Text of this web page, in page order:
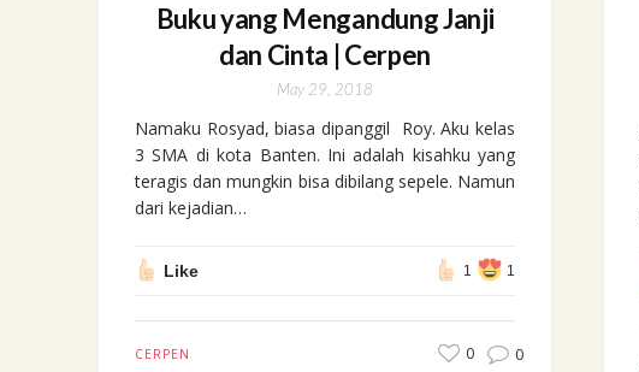
Buku yang Mengandung Janji
dan Cinta | Cerpen
May 29, 2018
Namaku Rosyad, biasa dipanggil Roy. Aku kelas
3 SMA di kota Banten. Ini adalah kisahku yang
teragis dan mungkin bisa dibilang sepele. Namun
dari kejadian…
Like 1 1
CERPEN 0 0